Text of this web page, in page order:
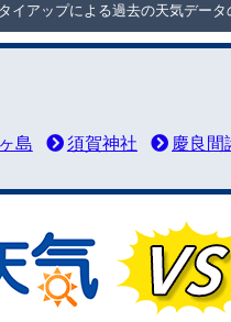
アップによる過去の天気データ
島 須賀神社 慶良間